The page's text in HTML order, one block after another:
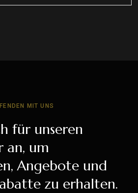
MIT UNS
für unseren
an, um
Angebote und
zu erhalten.